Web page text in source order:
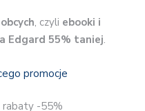
, czyli ebooki i
Edgard 55% taniej.
rabaty -55%